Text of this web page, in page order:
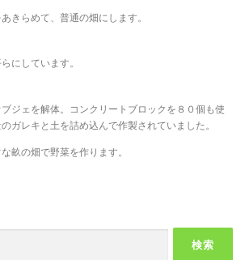
きらめて、普通の畑にします。
にしています。
ジェを解体。コンクリートブロックを８０個も使
ガレキと土を詰め込んで作製されていました。
畝の畑で野菜を作ります。